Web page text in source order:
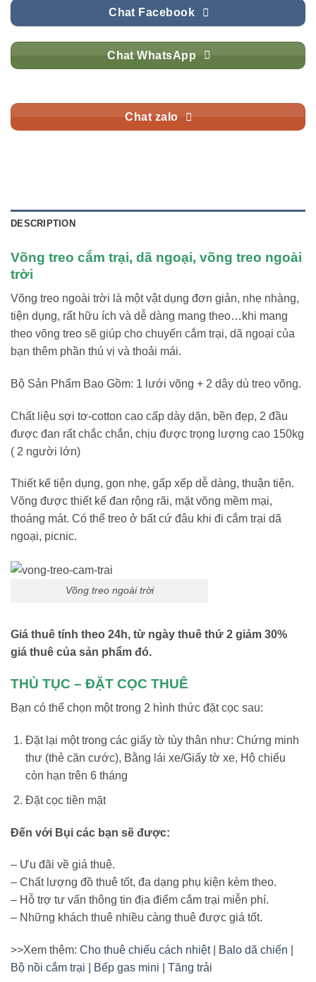
Chat Facebook
Chat WhatsApp
Chat zalo
DESCRIPTION
Võng treo cắm trại, dã ngoại, võng treo ngoài
trời
Võng treo ngoài trời là một vật dụng đơn giản, nhẹ nhàng,
tiện dụng, rất hữu ích và dễ dàng mang theo…khi mang
theo võng treo sẽ giúp cho chuyến cắm trại, dã ngoại của
bạn thêm phần thú vị và thoải mái.
Bộ Sản Phẩm Bao Gồm: 1 lưới võng + 2 dây dù treo võng.
Chất liệu sợi tơ-cotton cao cấp dày dặn, bền đẹp, 2 đầu
được đan rất chắc chắn, chịu được trọng lượng cao 150kg
( 2 người lớn)
Thiết kế tiện dụng, gọn nhẹ, gấp xếp dễ dàng, thuận tiện.
Võng được thiết kế đan rộng rãi, mặt võng mềm mại,
thoáng mát. Có thể treo ở bất cứ đâu khi đi cắm trại dã
ngoại, picnic.
Võng treo ngoài trời
Giá thuê tính theo 24h, từ ngày thuê thứ 2 giảm 30%
giá thuê của sản phẩm đó.
THỦ TỤC – ĐẶT CỌC THUÊ
Bạn có thể chọn một trong 2 hình thức đặt cọc sau:
Đặt lại một trong các giấy tờ tùy thân như: Chứng minh
thư (thẻ căn cước), Bằng lái xe/Giấy tờ xe, Hộ chiếu
còn hạn trên 6 tháng
Đặt cọc tiền mặt
Đến với Bụi các bạn sẽ được:
– Ưu đãi về giá thuê.
– Chất lượng đồ thuê tốt, đa dạng phụ kiện kèm theo.
– Hỗ trợ tư vấn thông tin địa điểm cắm trại miễn phí.
– Những khách thuê nhiều càng thuê được giá tốt.
>>Xem thêm: Cho thuê chiếu cách nhiệt| Balo dã chiến
Bộ nồi cắm trại
Bếp gas mini Tăng trải